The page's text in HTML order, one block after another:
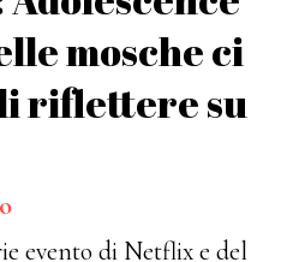
mosche ci
riflettere su
evento di Netflix e del